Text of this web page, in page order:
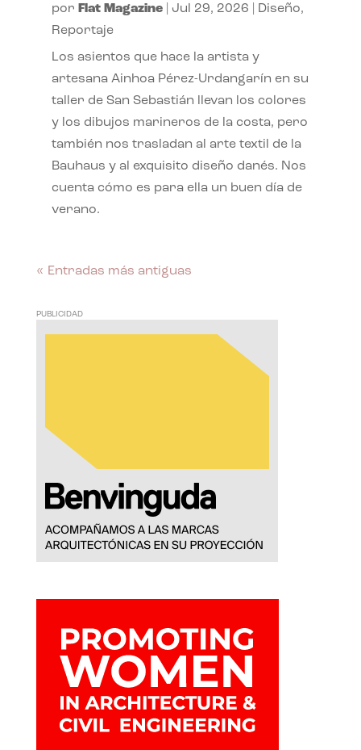
por Flat Magazine| Jul 29, 2026 Diseño,
Reportaje
Los asientos que hace la artista y
artesana Ainhoa Pérez-Urdangarín en su
taller de San Sebastián llevan los colores
y los dibujos marineros de la costa, pero
también nos trasladan al arte textil de la
Bauhaus y al exquisito diseño danés. Nos
cuenta cómo es para ella un buen día de
verano.
« Entradas más antiguas
PUBLICIDAD